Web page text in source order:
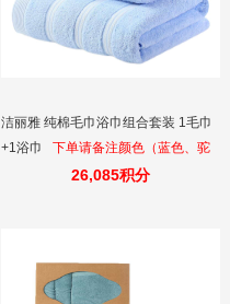
洁丽雅 纯棉毛巾浴巾组合套装 1毛巾
+1浴巾
下单请备注颜色（蓝色、驼
色、粉色、米色等），如无备注默认
26,085积分